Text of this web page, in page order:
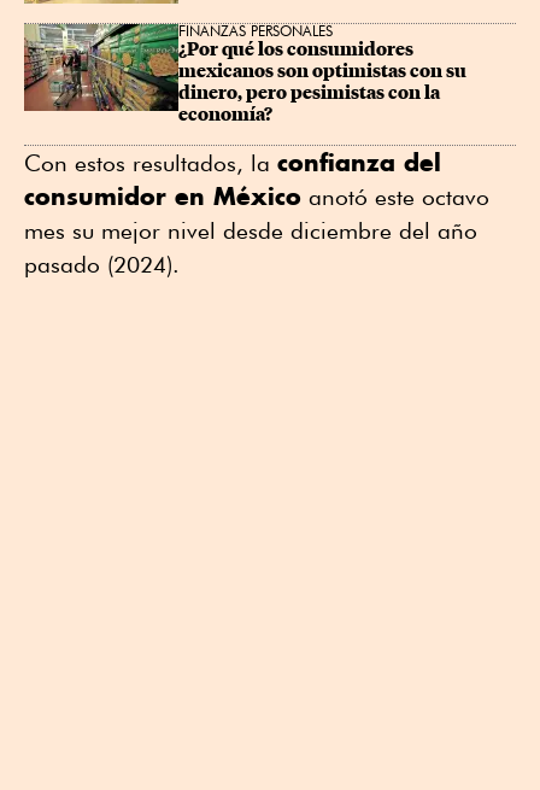
FINANZAS PERSONALES
¿Por qué los consumidores
mexicanos son optimistas con su
dinero, pero pesimistas con la
economía?
Con estos resultados, la confianza del
consumidor en México anotó este octavo
mes su mejor nivel desde diciembre del año
pasado (2024).